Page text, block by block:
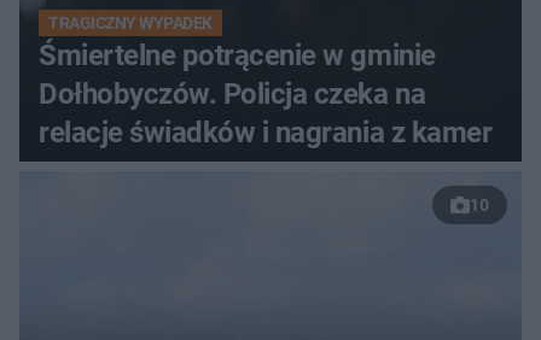
TRAGICZNY WYPADEK
Śmiertelne potrącenie w gminie
Dołhobyczów. Policja czeka na
relacje świadków i nagrania z kamer
10